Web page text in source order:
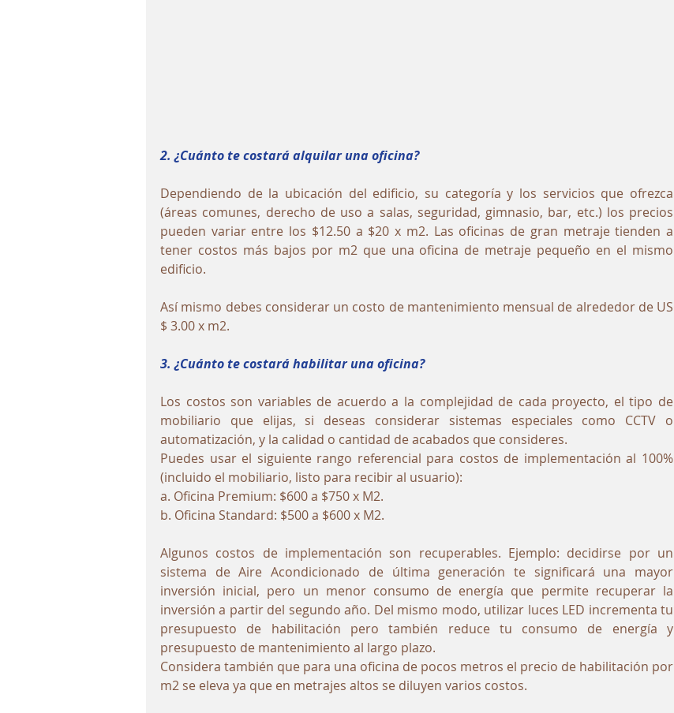
2. ¿Cuánto te costará alquilar una oficina?
Dependiendo de la ubicación del edificio, su categoría y los servicios que ofrezca
(áreas comunes, derecho de uso a salas, seguridad, gimnasio, bar, etc.) los precios
pueden variar entre los $12.50 a $20 x m2. Las oficinas de gran metraje tienden a
tener costos más bajos por m2 que una oficina de metraje pequeño en el mismo
edificio.
Así mismo debes considerar un costo de mantenimiento mensual de alrededor de US
$ 3.00 x m2.
3. ¿Cuánto te costará habilitar una oficina?
Los costos son variables de acuerdo a la complejidad de cada proyecto, el tipo de
mobiliario que elijas, si deseas considerar sistemas especiales como CCTV o
automatización, y la calidad o cantidad de acabados que consideres.
Puedes usar el siguiente rango referencial para costos de implementación al 100%
(incluido el mobiliario, listo para recibir al usuario):
a. Oficina Premium: $600 a $750 x M2.
b. Oficina Standard: $500 a $600 x M2.
Algunos costos de implementación son recuperables. Ejemplo: decidirse por un
sistema de Aire Acondicionado de última generación te significará una mayor
inversión inicial, pero un menor consumo de energía que permite recuperar la
inversión a partir del segundo año. Del mismo modo, utilizar luces LED incrementa tu
presupuesto de habilitación pero también reduce tu consumo de energía y
presupuesto de mantenimiento al largo plazo.
Considera también que para una oficina de pocos metros el precio de habilitación por
m2 se eleva ya que en metrajes altos se diluyen varios costos.